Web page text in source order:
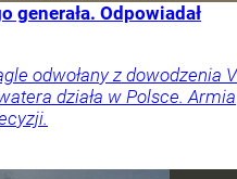
generała. Odpowiadał
odwołany z dowodzenia V
działa w Polsce. Armia